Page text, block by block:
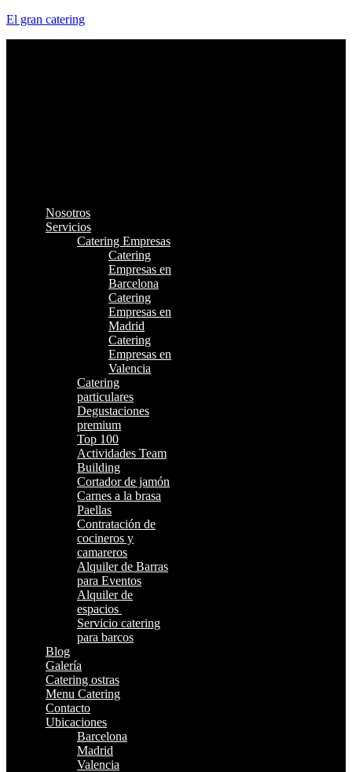
El gran catering
Nosotros
Servicios
Catering Empresas
Catering
Empresas en
Barcelona
Catering
Empresas en
Madrid
Catering
Empresas en
Valencia
Catering
particulares
Degustaciones
premium
Top 100
Actividades Team
Building
Cortador de jamón
Carnes a la brasa
Paellas
Contratación de
cocineros y
camareros
Alquiler de Barras
para Eventos
Alquiler de
espacios
Servicio catering
para barcos
Blog
Galería
Catering ostras
Menu Catering
Contacto
Ubicaciones
Barcelona
Madrid
Valencia